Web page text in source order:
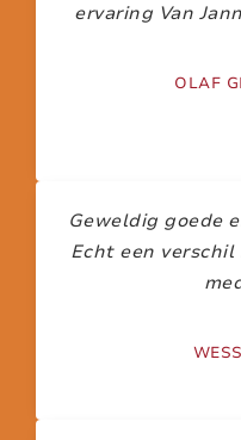
ervaring Van
OLAF
Geweldig goede
Echt een